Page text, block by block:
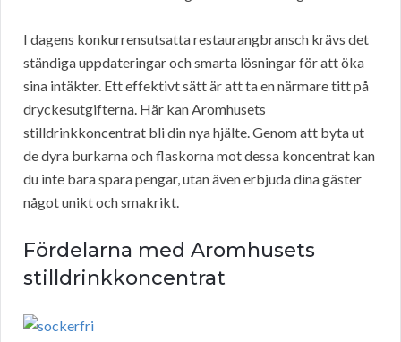
I dagens konkurrensutsatta restaurangbransch krävs det
ständiga uppdateringar och smarta lösningar för att öka
sina intäkter. Ett effektivt sätt är att ta en närmare titt på
dryckesutgifterna. Här kan Aromhusets
stilldrinkkoncentrat bli din nya hjälte. Genom att byta ut
de dyra burkarna och flaskorna mot dessa koncentrat kan
du inte bara spara pengar, utan även erbjuda dina gäster
något unikt och smakrikt.
Fördelarna med Aromhusets
stilldrinkkoncentrat